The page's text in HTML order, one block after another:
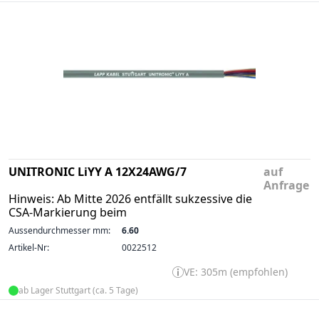
UNITRONIC LiYY A 12X24AWG/7
Hinweis: Ab Mitte 2026 entfällt sukzessive die
CSA-Markierung beim
auf
Anfrage
Aussendurchmesser mm:
6.60
Artikel-Nr:
0022512
VE: 305m (empfohlen)
ab Lager Stuttgart (ca. 5 Tage)